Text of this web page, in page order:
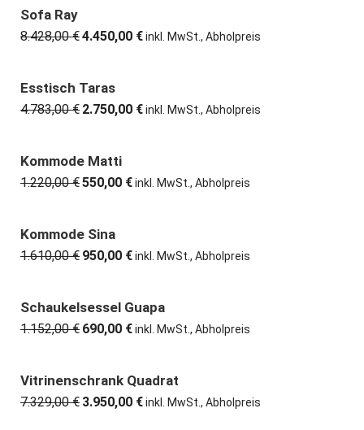
47% günstiger
Sofa Ray
8.428,00€Ursprünglicher
8.428,00 €
4.450,00 €Aktueller
inkl. MwSt., Abholpreis
43% günstiger
Esstisch Taras
4.783,00€ Ursprünglicher
4.783,00 €
2.750,00 €Aktueller
inkl. MwSt., Abholpreis
55% günstiger
Kommode Matti
1.220,00€Ursprünglicher
1.220,00 €
550,00 €Aktueller
inkl. MwSt., Abholpreis
41% günstiger
Kommode Sina
1.610,00€ Ursprünglicher
1.610,00 €
950,00 €Aktueller
950,00 €.
inkl. MwSt., Abholpreis
40% günstiger
Schaukelsessel Guapa
1.152,00€ Ursprünglicher
1.152,00 €
690,00 €Aktueller
690,00 €.
inkl. MwSt., Abholpreis
46% günstiger
Vitrinenschrank Quadrat
7.329,00€ Ursprünglicher
3.950,00 €Aktueller
inkl. MwSt., Abholpreis